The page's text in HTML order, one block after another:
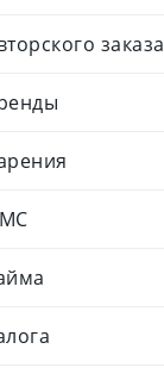
заказа